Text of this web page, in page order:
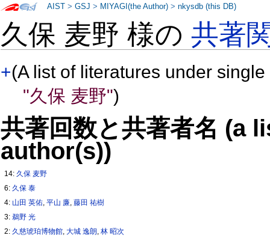
久保 麦野 様の共著
+(A list of literatures under
"久保 麦野")
共著回数と共著者名 (a
author(s))
14: 久保 麦野
6: 久保 泰
4: 山田 英佑,平山 廉,藤田 祐樹
3:鵜野 光
2: 久慈琥珀博物館,大城 逸朗,林 昭次
AIST >GSJ > MIYAGI(the Author) >nkysdb (this DB)